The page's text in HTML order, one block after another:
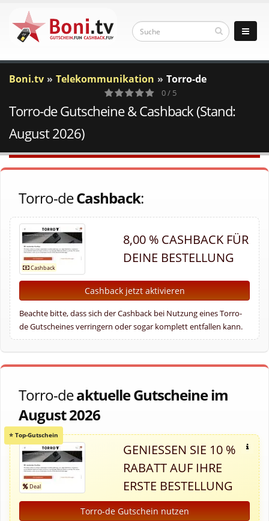
Boni.tv Telekommunikation Torro-de
0
Votes
0 / 5
Torro-de Gutscheine & Cashback (Stand:
August 2026)
Torro-deCashback:
8,00 % CASHBACK FÜR
DEINE BESTELLUNG
Cashback jetzt aktivieren
Beachte bitte, dass sich der Cashback bei Nutzung eines Torro-
de Gutscheines verringern oder sogar komplett entfallen kann.
Torro-deaktuelle Gutscheine im
August 2026
GENIESSEN SIE 10 % R
ABATT AUF IHRE E
RSTE BESTELLUNG
Torro-de Gutschein nutzen